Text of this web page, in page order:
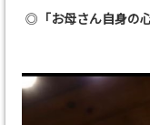
◎ 「お母さん自身の